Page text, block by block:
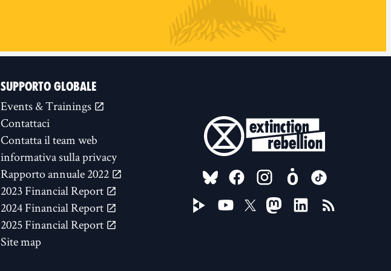
SUPPORTO GLOBALE
Events & Trainings
Contattaci
Contatta il team web
informativa sulla privacy
Rapporto annuale 2022
2023 Financial Report
2024 Financial Report
2025 Financial Report
Site map
FOLLOW US ON